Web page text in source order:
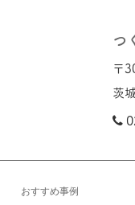
つ
〒
茨

おすすめ事例